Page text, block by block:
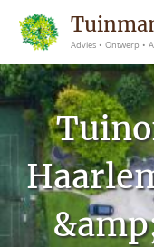
Advies • Ontwerp •